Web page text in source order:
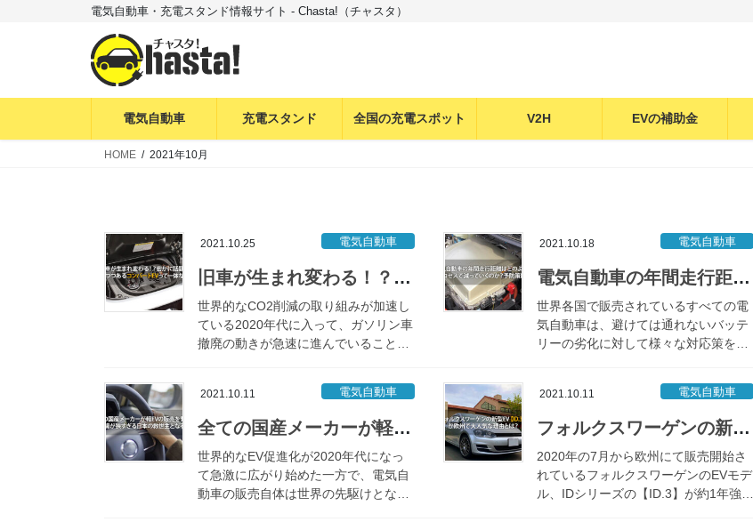
ツ
ス
シ
ン
電気自動車・充電スタンド情報サイト - Chasta!（チャスタ）
電気自動車 充電スタンド 全国の充電スポット V2H EVの補助金
HOME 2021年10月
2021.10.25 電気自動車
旧車が生まれ変わる！？密かに話題になりつつあるコンバートEVって一体なに？
世界的なCO2削減の取り組みが加速し
ている2020年代に入って、ガソリン車
撤廃の動きが急速に進んでいること
くても、ご存知かと思います。 ガソリ
ン車撤廃という流れが世界ではなく、
日本でも徐 […]
2021.10.18 電気自動車
電気自動車の年間走行距離はどのようなプロセスで減っていくのか？予防策は？
世界各国で販売されているすべての電
気自動車は、避けては通れないバッテ
リーの劣化に対して様々な対応策をと
出来ても、劣化をさせないということ
は出来ません。 チャスタでも紹介しま
したが、電気自 […]
2021.10.11 電気自動車
全ての国産メーカーが軽EVを販売することを発表、市場が狭すぎる日本の救世主となるか
世界的なEV促進化が2020年代になっ
て急激に広がり始めた一方で、電気自
動車の販売自体は世界の先駆けとなっ
2021.10.11 電気自動車
フォルクスワーゲンの新型EV【ID.3】が欧州で大人気な理由とは？
2020年の7月から欧州にて販売開始さ
れているフォルクスワーゲンのEVモデ
ル、IDシリーズの【ID.3】が約1年強の